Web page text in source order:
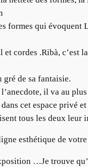
formes qui
cordes .Ribà,
gré de sa fantaisie.
il va au
cet espace privé
tous les deux leur
esthétique de
…Je trouve